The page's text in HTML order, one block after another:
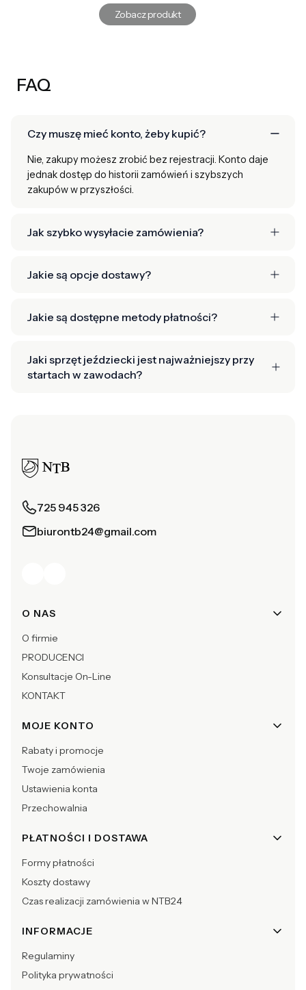
Zobacz produkt
FAQ
Czy muszę mieć konto, żeby kupić?
Nie, zakupy możesz zrobić bez rejestracji. Konto daje
jednak dostęp do historii zamówień i szybszych
zakupów w przyszłości.
Jak szybko wysyłacie zamówienia?
Jakie są opcje dostawy?
Jakie są dostępne metody płatności?
Jaki sprzęt jeździecki jest najważniejszy przy
startach w zawodach?
725 945 326
biurontb24@gmail.com
Linki w stopce
O NAS
O firmie
PRODUCENCI
Konsultacje On-Line
KONTAKT
MOJE KONTO
Rabaty i promocje
Twoje zamówienia
Ustawienia konta
Przechowalnia
PŁATNOŚCI I DOSTAWA
Formy płatności
Koszty dostawy
Czas realizacji zamówienia w NTB24
INFORMACJE
Regulaminy
Polityka prywatności